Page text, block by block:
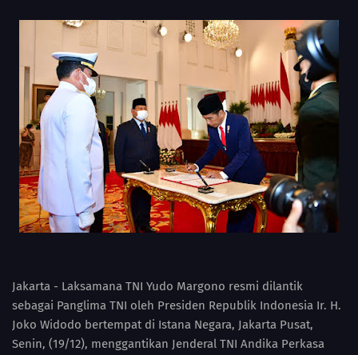
Jakarta - Laksamana TNI Yudo Margono resmi dilantik
sebagai Panglima TNI oleh Presiden Republik Indonesia Ir. H.
Joko Widodo bertempat di Istana Negara, Jakarta Pusat,
Senin, (19/12), menggantikan Jenderal TNI Andika Perkasa